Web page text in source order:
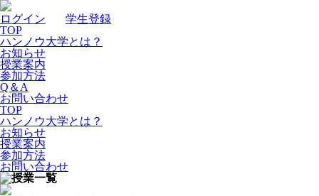
ログイン
学生登録
TOP
ハンノウ大学とは？
お知らせ
授業案内
参加方法
Q＆A
お問い合わせ
TOP
ハンノウ大学とは？
お知らせ
授業案内
参加方法
お問い合わせ